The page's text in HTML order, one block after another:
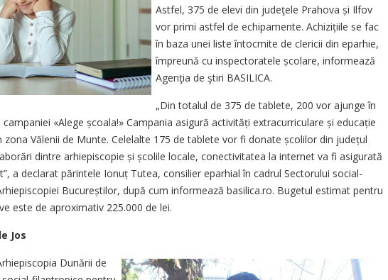
Astfel, 375 de elevi din judeţele Prahova și Ilfov
vor primi astfel de echipamente. Achizițiile se fac
în baza unei liste întocmite de clericii din eparhie,
împreună cu inspectoratele școlare, informează
Agenţia de ştiri BASILICA.
„Din totalul de 375 de tablete, 200 vor ajunge în
«Alege școala!» Campania asigură activități extracurriculare și educație
zona Vălenii de Munte. Celelalte 175 de tablete vor fi donate școlilor din județul
dintre arhiepiscopie și școlile locale, conec­tivitatea la internet va fi asigurată
a declarat părintele Ionuț Tutea, consilier eparhial în cadrul Sectorului social-
Bucureștilor, după cum informează basilica.ro. Bugetul estimat pentru
este de aproximativ 225.000 de lei.
Jos
Dunării de